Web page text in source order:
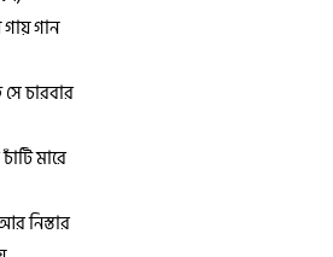
গায় গান
চারবার
মারে
নিস্তার